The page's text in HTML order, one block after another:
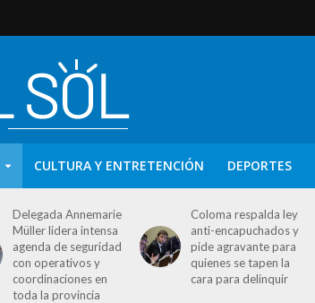
CULTURA Y ENTRETENCIÓN DEPORTES
Delegada Annemarie
Müller lidera intensa
agenda de seguridad
con operativos y
coordinaciones en
toda la provincia
Coloma respalda ley
anti-encapuchados y
pide agravante para
quienes se tapen la
cara para delinquir